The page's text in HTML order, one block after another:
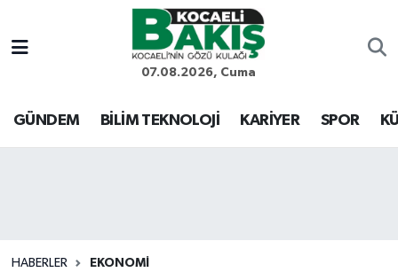
07.08.2026, Cuma
GÜNDEM BİLİM TEKNOLOJİ KARİYER SPOR
HABERLER EKONOMİ
Kocaeli Nöbetçi Eczaneler
Kocaeli Hava Durumu